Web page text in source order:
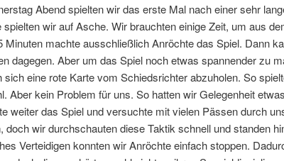
Abend spielten wir das erste Mal nach einer sehr
spielten wir auf Asche. Wir brauchten einige Zeit, um aus
Minuten machte ausschließlich Anröchte das Spiel. Dann
dagegen. Aber um das Spiel noch etwas spannender zu
sich eine rote Karte vom Schiedsrichter abzuholen. So
Aber kein Problem für uns. So hatten wir Gelegenheit
weiter das Spiel und versuchte mit vielen Pässen durch
doch wir durchschauten diese Taktik schnell und standen
Verteidigen konnten wir Anröchte einfach stoppen.